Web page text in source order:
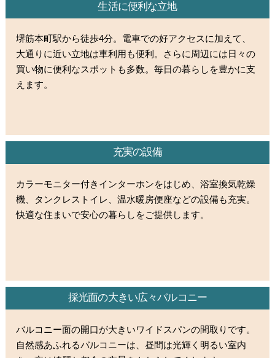
生活に便利な立地
堺筋本町駅から徒歩4分。電車での好アクセスに加えて、
大通りに近い立地は車利用も便利。さらに周辺には日々の
買い物に便利なスポットも多数。毎日の暮らしを豊かに支
えます。
充実の設備
カラーモニター付きインターホンをはじめ、浴室換気乾燥
機、タンクレストイレ、温水暖房便座などの設備も充実。
快適な住まいで安心の暮らしをご提供します。
採光面の大きい広々バルコニー
バルコニー面の開口が大きいワイドスパンの間取りです。
自然感あふれるバルコニーは、昼間は光輝く明るい室内